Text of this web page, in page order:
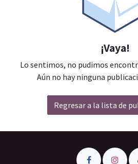
¡Vaya!
Lo sentimos, no pudimos
Aún no hay ninguna
Regresar a la lista de